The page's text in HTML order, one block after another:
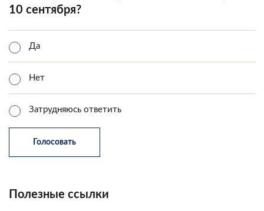
10 сентября?
Да
Нет
Затрудняюсь ответить
Полезные ссылки